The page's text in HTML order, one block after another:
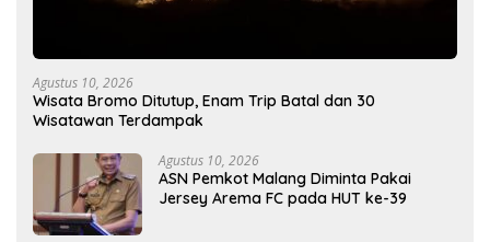
Agustus 10, 2026
Wisata Bromo Ditutup, Enam Trip Batal dan 30
Wisatawan Terdampak
Agustus 10, 2026
ASN Pemkot Malang Diminta Pakai
Jersey Arema FC pada HUT ke-39